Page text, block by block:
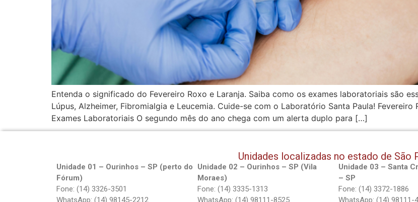
Entenda o significado do Fevereiro Roxo e Laranja. Saiba como os exames laboratoriais são
Lúpus, Alzheimer, Fibromialgia e Leucemia. Cuide-se com o Laboratório Santa Paula!
Exames Laboratoriais O segundo mês do ano chega com um alerta duplo para […]
Unidades localizadas no estado de São
Unidade 01 – Ourinhos – SP (perto do
Fórum)
Fone: (14) 3326-3501
WhatsApp: (14) 98145-2212
Unidade 02 – Ourinhos – SP (Vila
Moraes)
Fone: (14) 3335-1313
WhatsApp: (14) 98111-8525
Unidade 03 – Santa
– SP
Fone: (14) 3372-1886
WhatsApp: (14) 98111-